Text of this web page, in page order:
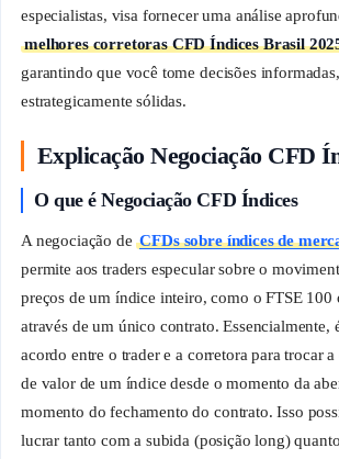
especialistas, visa fornecer uma análise
melhores corretoras CFD Índices Brasil
garantindo que você tome decisões
estrategicamente sólidas.
Explicação Negociação CFD
O que é Negociação CFD Índices
A negociação deCFDs sobre índices de
permite aos traders especular sobre o
preços de um índice inteiro, como o FTSE
através de um único contrato. Essencialmente,
acordo entre o tradere a corretora para trocar a
de valor de um índice desde o momento da
momento do fechamento do contrato. Isso
lucrar tanto com a subida (posiçãolong)